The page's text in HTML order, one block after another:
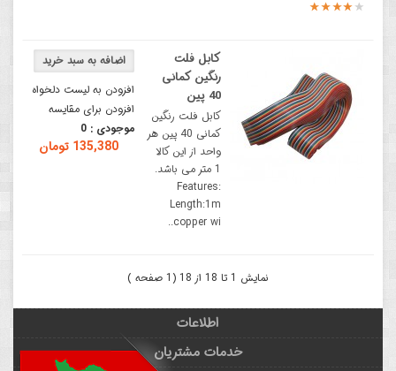
افزودن به لیست دلخواه
افزودن برای مقایسه
موجودی : 0
135,380 تومان
کابل فلت
رنگین کمانی
40 پین
کابل فلت رنگین
کمانی 40 پین هر
واحد از این کالا
1 متر می باشد.
Features:
Length:1m
copper wi..
نمایش 1 تا 18 از 18 (1 صفحه )
اطلاعات
خدمات مشتریان